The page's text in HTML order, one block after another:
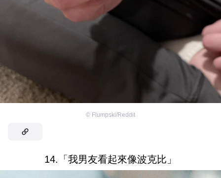
© Flumpski/Reddit
14.「我男友看起來像波克比」